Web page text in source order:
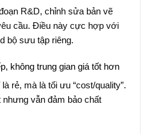
R&D, chỉnh sửa bản vẽ
cầu. Điều này cực hợp với
bộ sưu tập riêng.
không trung gian giá tốt hơn
rẻ, mà là tối ưu “cost/quality”.
vẫn đảm bảo chất